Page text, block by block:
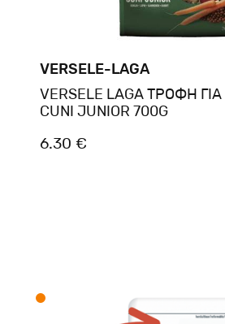
VERSELE-LAGA
VERSELE LAGA ΤΡΟΦΗ
CUNI JUNIOR 700G
6.30 €